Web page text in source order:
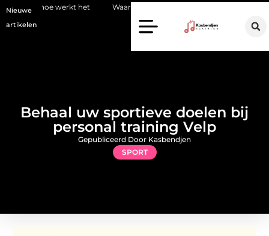
Nieuwe
artikelen
het Waarom kiezen voor een stukadoor in Amersfoort?
Behaal uw sportieve doelen bij
personal training Velp
SPORT
Gepubliceerd Door Kasbendjen